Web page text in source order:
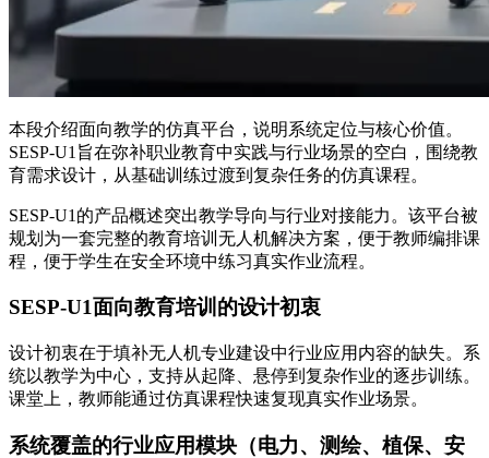
本段介绍面向教学的仿真平台，说明系统定位与核心价值。
SESP-U1旨在弥补职业教育中实践与行业场景的空白，围绕教
育需求设计，从基础训练过渡到复杂任务的仿真课程。
SESP-U1的产品概述突出教学导向与行业对接能力。该平台被
规划为一套完整的教育培训无人机解决方案，便于教师编排课
程，便于学生在安全环境中练习真实作业流程。
SESP-U1面向教育培训的设计初衷
设计初衷在于填补无人机专业建设中行业应用内容的缺失。系
统以教学为中心，支持从起降、悬停到复杂作业的逐步训练。
课堂上，教师能通过仿真课程快速复现真实作业场景。
系统覆盖的行业应用模块（电力、测绘、植保、安